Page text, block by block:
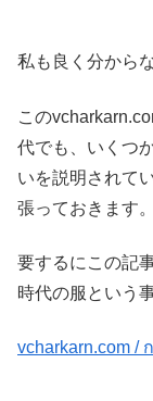
私も良く分から
この
代でも、いくつ
いを説明されて
張っておきます。
要するにこの記
時代の服という
vcharkarn.com /